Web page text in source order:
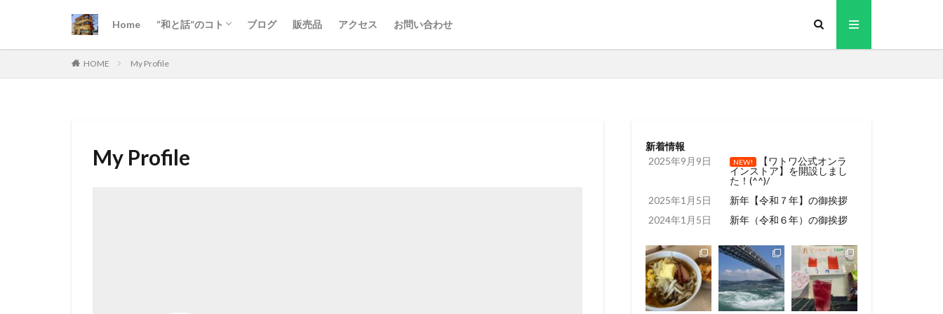
Home “和と話”のコト
今月のプログラム
最近の「和と話」- インスタグラム –
事業所情報
ブログ 販売品 アクセス お問い合わせ
HOME My Profile
My Profile
新着情報
2025年9月9日
NEW! 【ワトワ公式オンラ
インストア】を開設しまし
た！(^^)/
2025年1月5日
新年【令和７年】の御挨拶
2024年1月5日
新年（令和６年）の御挨拶